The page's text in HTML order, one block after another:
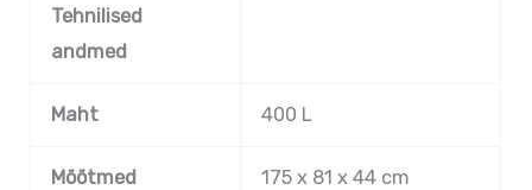
Tehnilised
andmed
Maht 400 L
Mõõtmed 175 x 81 x 44 cm